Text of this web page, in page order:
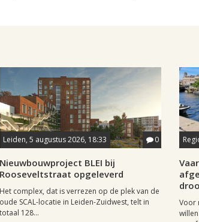
Leiden, 5 augustus 2026, 18:33 0
Nieuwbouwproject BLEI bij
Rooseveltstraat opgeleverd
Het complex, dat is verrezen op de plek van de
oude SCAL-locatie in Leiden-Zuidwest, telt in
totaal 128...
Voor